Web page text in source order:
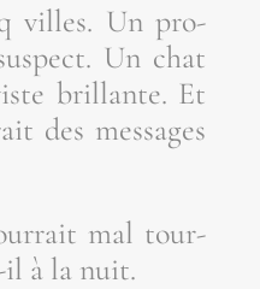
villes. Un pro­
Un chat
brillante. Et
des mes­sages
mal tour­
à la nuit.